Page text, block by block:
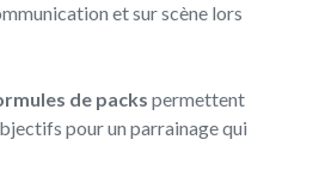
et sur scène lors
de packs permettent
pour un parrainage qui